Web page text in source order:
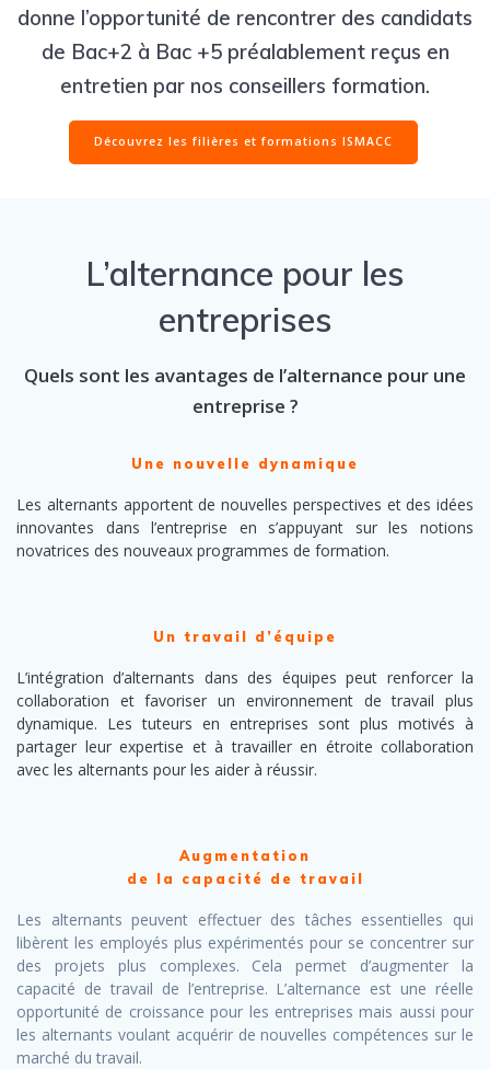
donne l’opportunité de rencontrer des candidats
de Bac+2 à Bac +5 préalablement reçus en
entretien par nos conseillers formation.
Découvrez les filières et formations ISMACC
L’alternance pour les
entreprises
Quels sont les avantages de l’alternance pour une
entreprise ?
Une nouvelle dynamique
Les alternants apportent de nouvelles perspectives et des idées
innovantes dans l’entreprise en s’appuyant sur les notions
novatrices des nouveaux programmes de formation.
Un travail d’équipe
L’intégration d’alternants dans des équipes peut renforcer la
collaboration et favoriser un environnement de travail plus
dynamique. Les tuteurs en entreprises sont plus motivés à
partager leur expertise et à travailler en étroite collaboration
avec les alternants pour les aider à réussir.
Augmentation
de la capacité de travail
Les alternants peuvent effectuer des tâches essentielles qui
libèrent les employés plus expérimentés pour se concentrer sur
des projets plus complexes. Cela permet d’augmenter la
capacité de travail de l’entreprise. L’alternance est une réelle
opportunité de croissance pour les entreprises mais aussi pour
les alternants voulant acquérir de nouvelles compétences sur le
marché du travail.